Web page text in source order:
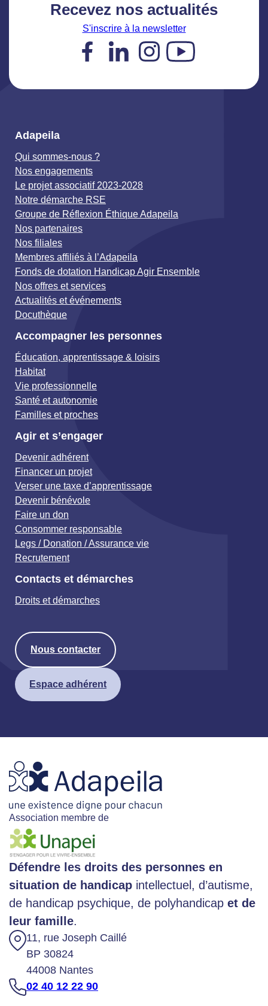
Recevez nos actualités
S'inscrire à la newsletter
Facebook
LinkedIn
Instagram
YouTube
Adapeila
Qui sommes-nous ?
Nos engagements
Le projet associatif 2023-2028
Notre démarche RSE
Groupe de Réflexion Éthique Adapeila
Nos partenaires
Nos filiales
Membres affiliés à l’Adapeila
Fonds de dotation Handicap Agir Ensemble
Nos offres et services
Actualités et événements
Docuthèque
Accompagner les personnes
Éducation, apprentissage & loisirs
Habitat
Vie professionnelle
Santé et autonomie
Familles et proches
Agir et s’engager
Devenir adhérent
Financer un projet
Verser une taxe d’apprentissage
Devenir bénévole
Faire un don
Consommer responsable
Legs / Donation / Assurance vie
Recrutement
Contacts et démarches
Droits et démarches
Nous contacter
Espace adhérent
Association membre de
Défendre les droits des personnes en
situation de handicap intellectuel, d’autisme,
de handicap psychique, de polyhandicap et de
leur famille.
11, rue Joseph Caillé
BP 30824
44008 Nantes
02 40 12 22 90